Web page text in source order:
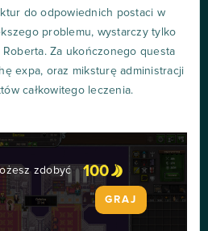
do odpowiednich postaci w
problemu, wystarczy tylko
Za ukończonego questa
expa, oraz miksturę administracji
całkowitego leczenia.
zdobyć 100
GRAJ